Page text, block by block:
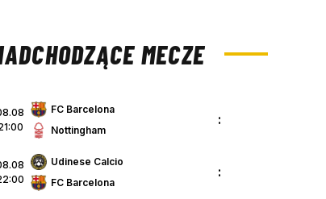
MECZE
FC Barcelona
Nottingham
:
Udinese Calcio
FC Barcelona
: